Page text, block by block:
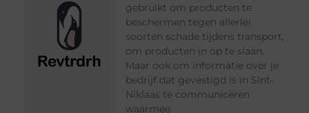
gebruikt om producten te
beschermen tegen allerlei
soorten schade tijdens transport,
om producten in op te slaan.
Maar ook om informatie over je
bedrijf dat gevestigd is in Sint-
Niklaas te communiceren
waarmee